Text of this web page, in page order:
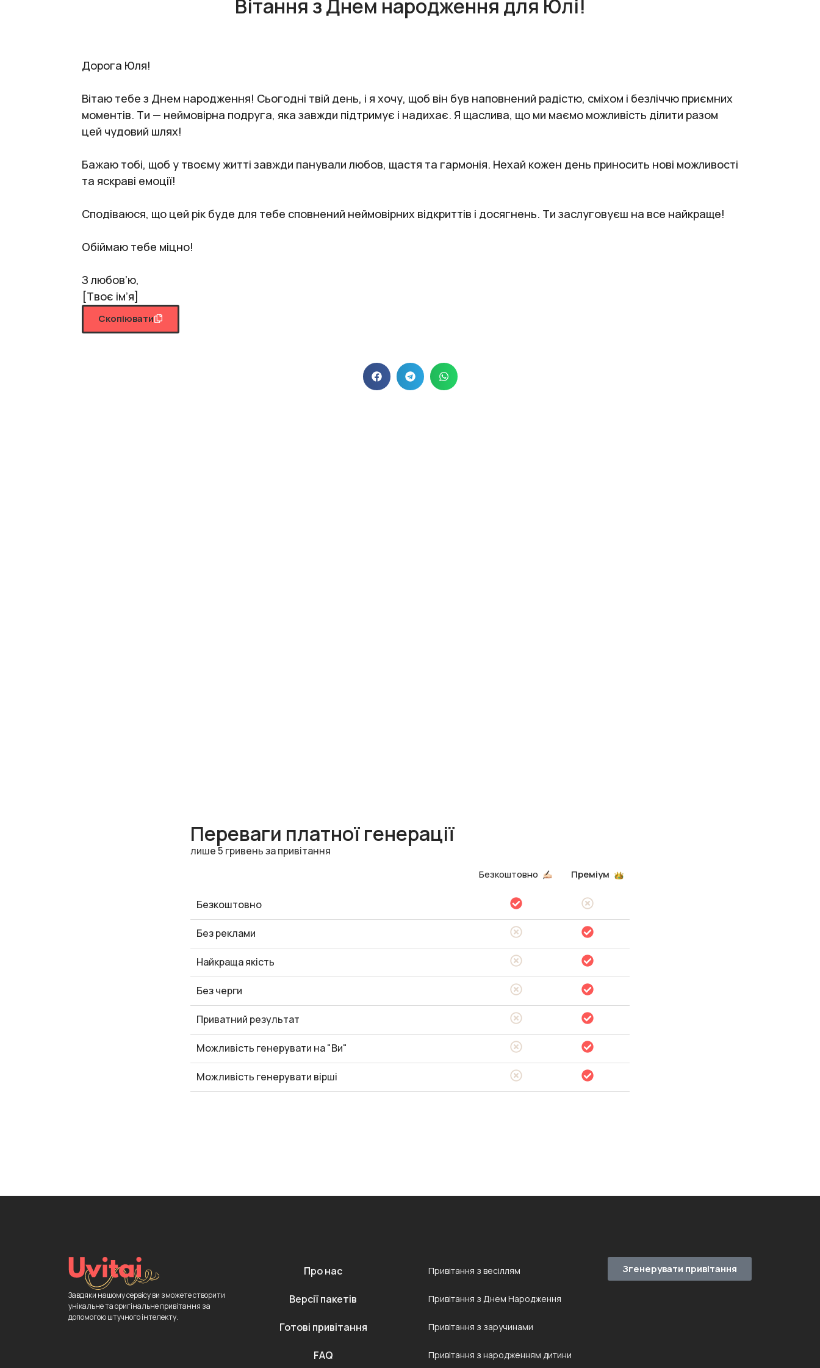
Вітання з Днем народження для Юлі!
Дорога Юля!
Вітаю тебе з Днем народження! Сьогодні твій день, і я хочу, щоб він був наповнений радістю, сміхом і безліччю приємних
моментів. Ти — неймовірна подруга, яка завжди підтримує і надихає. Я щаслива, що ми маємо можливість ділити разом
цей чудовий шлях!
Бажаю тобі, щоб у твоєму житті завжди панували любов, щастя та гармонія. Нехай кожен день приносить нові можливості
та яскраві емоції!
Сподіваюся, що цей рік буде для тебе сповнений неймовірних відкриттів і досягнень. Ти заслуговуєш на все найкраще!
Обіймаю тебе міцно!
З любов’ю,
[Твоє ім’я]
Скопіювати
Переваги платної генерації
лише 5 гривень за привітання
Безкоштовно Преміум
Безкоштовно
Без реклами
Найкраща якість
Без черги
Приватний результат
Можливість генерувати на "Ви"
Можливість генерувати вірші
Завдяки нашому сервісу ви зможете створити
унікальне та оригінальне привітання за
допомогою штучного інтелекту.
Про нас
Версії пакетів
Готові привітання
FAQ
Привітання з весіллям
Привітання з Днем Народження
Привітання з заручинами
Привітання з народженням дитини
Згенерувати привітання